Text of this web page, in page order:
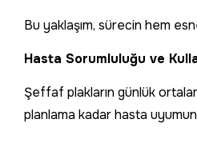
Bu yaklaşım, sürecin hem
Hasta Sorumluluğu ve
Şeffaf plakların günlük
planlama kadar hasta